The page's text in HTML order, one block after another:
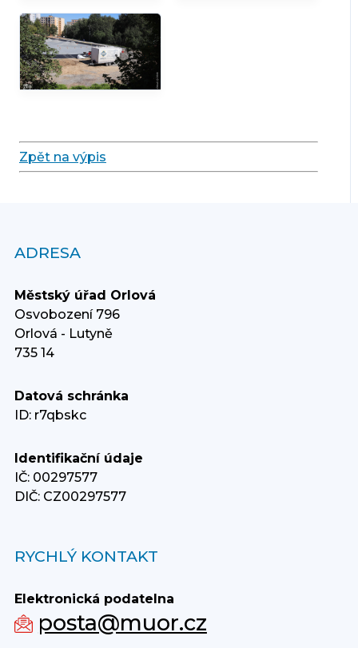
Zpět na výpis
ADRESA
Městský úřad Orlová
Osvobození 796
Orlová - Lutyně
735 14
Datová schránka
ID: r7qbskc
Identifikační údaje
IČ: 00297577
DIČ: CZ00297577
RYCHLÝ KONTAKT
Elektronická podatelna
posta@muor.cz